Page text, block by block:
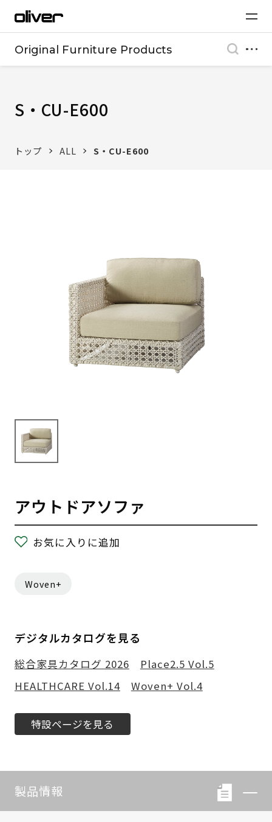
Original Furniture Products
S・CU-E600
トップ ALL S・CU-E600
アウトドアソファ
お気に入りに追加
Woven+
デジタルカタログを見る
総合家具カタログ 2026
Place2.5 Vol.5
HEALTHCARE Vol.14
Woven+ Vol.4
特設ページを見る
製品情報